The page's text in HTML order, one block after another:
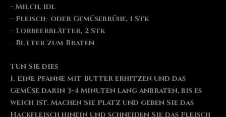
– Milch, 1dl
– Fleisch- oder Gemüsebrühe, 1 Stk
– Lorbeerblätter, 2 Stk
– Butter zum Braten
Tun Sie dies
1. Eine Pfanne mit Butter erhitzen und das
Gemüse darin 3-4 Minuten lang anbraten, bis es
weich ist. Machen Sie Platz und geben Sie das
Hackfleisch hinein und schneiden Sie das Fleisch